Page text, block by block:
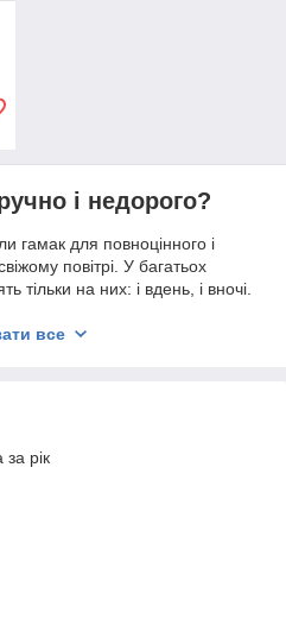
і недорого?
гамак для повноцінного і
повітрі. У багатьох
тільки на них: і вдень, і вночі.
прохолодою, так як
і вибрати модель із
магазином.
виконані з міцної тканини,
Верхній шар виробів
нижній — з
покупців. Гамак можна
все
рік